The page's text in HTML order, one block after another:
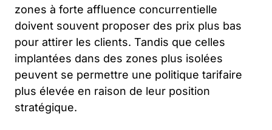
zones à forte affluence concurrentielle
doivent souvent proposer des prix plus bas
pour attirer les clients. Tandis que celles
implantées dans des zones plus isolées
peuvent se permettre une politique tarifaire
plus élevée en raison de leur position
stratégique.